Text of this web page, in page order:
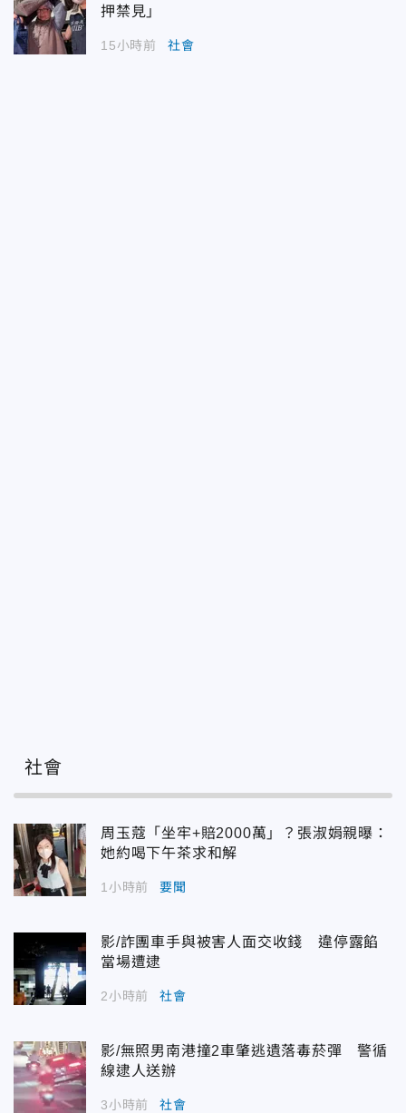
押禁見」
15小時前 社會
社會
周玉蔻「坐牢+賠2000萬」？張淑娟親曝：
她約喝下午茶求和解
1小時前 要聞
影/詐團車手與被害人面交收錢 違停露餡
當場遭逮
2小時前 社會
影/無照男南港撞2車肇逃遺落毒菸彈 警循
線逮人送辦
3小時前 社會